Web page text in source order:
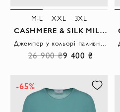
M-L XXL 3XL
CASHMERE & SILK MILANO
Джемпер у кольорі паливного молока з округлою горловиною та шовковистою текстурою.
26 900 ₴9 400 ₴
-65%